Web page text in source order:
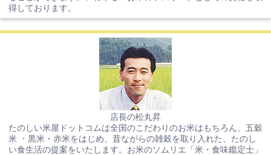
得しております。
店長の松丸昇
たのしい米屋ドットコムは全国のこだわりのお米はもちろん、五穀
米 ・黒米・赤米をはじめ、昔ながらの雑穀を取り入れた、たのし
い食生活の提案をいたします。お米のソムリエ「米・食味鑑定士」